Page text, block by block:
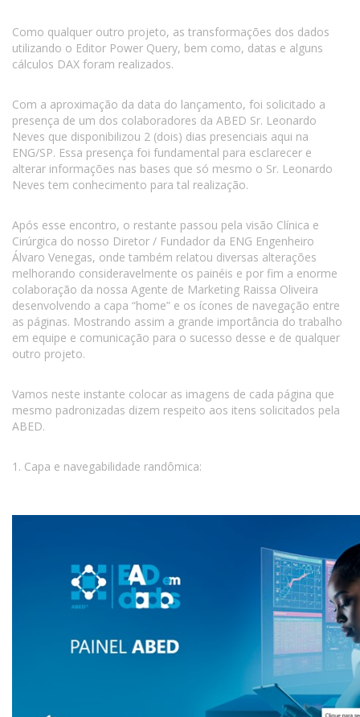
Como qualquer outro projeto, as transformações dos dados
utilizando o Editor Power Query, bem como, datas e alguns
cálculos DAX foram realizados.
Com a aproximação da data do lançamento, foi solicitado a
presença de um dos colaboradores da ABED Sr. Leonardo
Neves que disponibilizou 2 (dois) dias presenciais aqui na
ENG/SP. Essa presença foi fundamental para esclarecer e
alterar informações nas bases que só mesmo o Sr. Leonardo
Neves tem conhecimento para tal realização.
Após esse encontro, o restante passou pela visão Clínica e
Cirúrgica do nosso Diretor / Fundador da ENG Engenheiro
Álvaro Venegas, onde também relatou diversas alterações
melhorando consideravelmente os painéis e por fim a enorme
colaboração da nossa Agente de Marketing Raissa Oliveira
desenvolvendo a capa “home” e os ícones de navegação entre
as páginas. Mostrando assim a grande importância do trabalho
em equipe e comunicação para o sucesso desse e de qualquer
outro projeto.
Vamos neste instante colocar as imagens de cada página que
mesmo padronizadas dizem respeito aos itens solicitados pela
ABED.
1. Capa e navegabilidade randômica: